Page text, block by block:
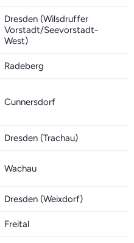
Dresden (Wilsdruffer
Vorstadt/Seevorstadt-
West)
Radeberg
Cunnersdorf
Dresden (Trachau)
Wachau
Dresden (Weixdorf)
Freital